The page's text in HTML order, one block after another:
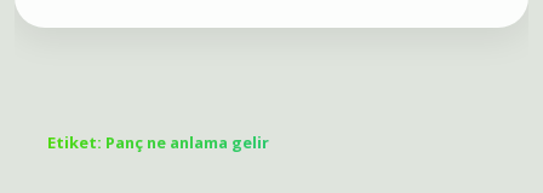
Etiket: Panç ne anlama gelir